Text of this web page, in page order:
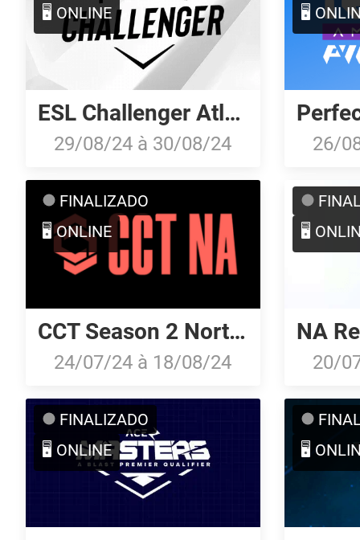
🖥️ ONLINE
ESL Challenger Atlanta 2024: North American Closed Qualifier
29/08/24 à 30/08/24
🖥️
26/
FINALIZADO
🖥️ ONLINE
CCT Season 2 North American Series #2
24/07/24 à 18/08/24
🖥️
NA
20/
FINALIZADO
🖥️ ONLINE
🖥️